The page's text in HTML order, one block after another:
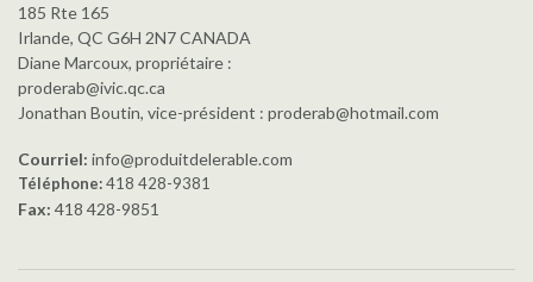
185 Rte 165
Irlande, QC G6H 2N7 CANADA
Diane Marcoux, propriétaire :
proderab@ivic.qc.ca
Jonathan Boutin, vice-président : proderab@hotmail.com
Courriel: info@produitdelerable.com
Téléphone:418 428-9381
Fax: 418 428-9851